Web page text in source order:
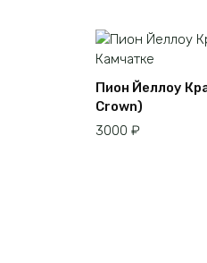
Пион Йеллоу
Crown)
3000 ₽